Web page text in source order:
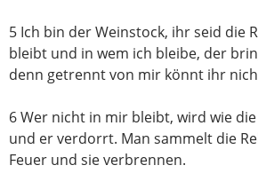
5 Ich bin der Weinstock, ihr seid die
bleibt und in wem ich bleibe, der
denn getrennt von mir könnt ihr
6 Wer nicht in mir bleibt, wird wie
und er verdorrt. Man sammelt die
Feuer und sie verbrennen.